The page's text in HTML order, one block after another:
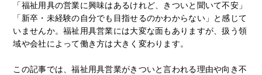
「福祉用具の営業に興味はあるけれど、きついと聞いて不安」
「新卒・未経験の自分でも目指せるのかわからない」と感じて
いませんか。福祉用具営業には大変な面もありますが、扱う領
域や会社によって働き方は大きく変わります。
この記事では、福祉用具営業がきついと言われる理由や向き不